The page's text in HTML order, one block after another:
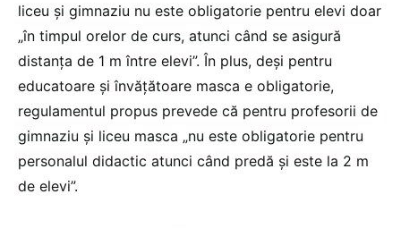
liceu și gimnaziu nu este obligatorie pentru elevi doar
„în timpul orelor de curs, atunci când se asigură
distanța de 1 m între elevi”. În plus, deși pentru
educatoare și învățătoare masca e obligatorie,
regulamentul propus prevede că pentru profesorii de
gimnaziu și liceu masca „nu este obligatorie pentru
personalul didactic atunci când predă și este la 2 m
de elevi”.